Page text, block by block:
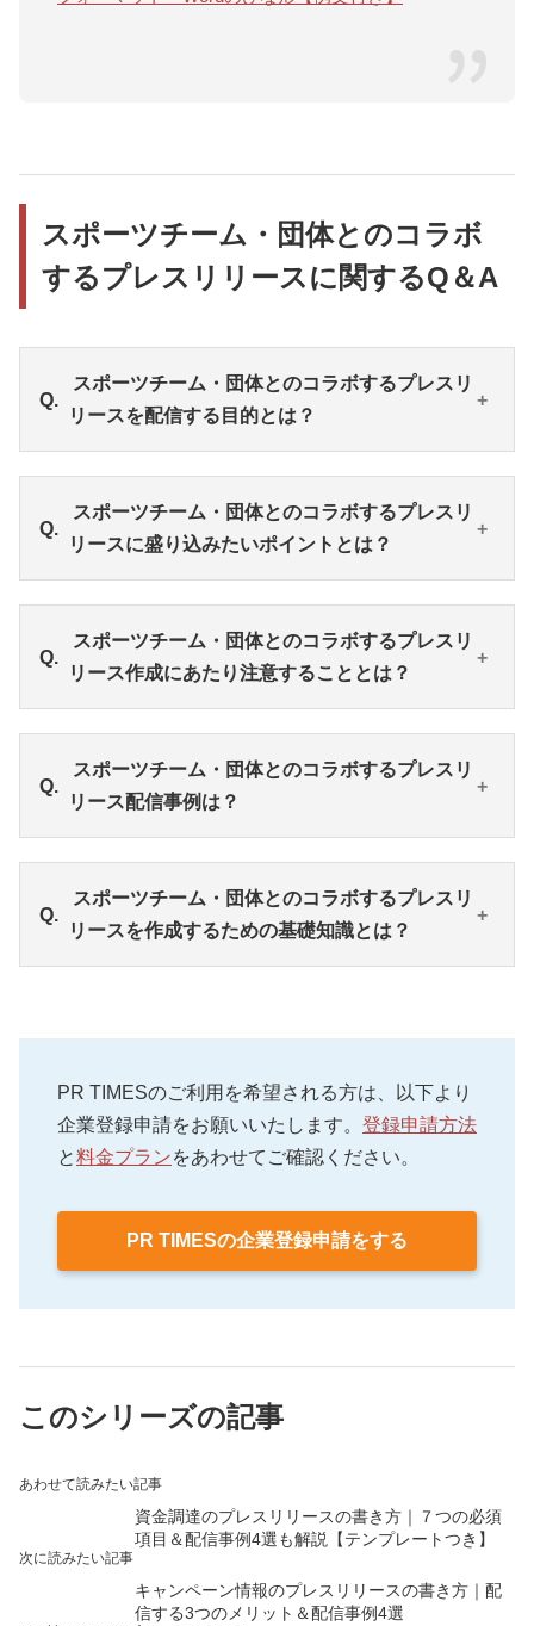
スポーツチーム・団体とのコラボ
するプレスリリースに関するQ＆A
スポーツチーム・団体とのコラボするプレスリ
リースを配信する目的とは？
リースでは、①認知獲得、②企業ブランディング、
③新規顧客への訴求といった目的があります。2つの
組織がコラボするため、これまでとは違ったユーザ
えるでしょう。
スポーツチーム・団体とのコラボするプレスリ
リースに盛り込みたいポイントとは？
作成する際は、「なぜコラボに至ったのか」を明確
にしましょう。理由をふまえたうえで、今後の展
望・目標を示し、担当者の想いを掲載したり、コラ
プしたりするのがポイントです。
スポーツチーム・団体とのコラボするプレスリ
リース作成にあたり注意することとは？
せやリストの見直しなどです。配信後もスムーズな
メディア対応ができるよう、プレスリリースの内容
と発表時期を双方が認識することが重要。また、ス
ブを有効活用してもよいでしょう。
スポーツチーム・団体とのコラボするプレスリ
リース配信事例は？
ースでは、「地元のチーム・食材を展開」「選手の
地元にある施設を紹介」といった実例が見られま
す。スポーツチーム発祥の地と掛け合わせて観光情
スポーツチーム・団体とのコラボするプレスリ
リースを作成するための基礎知識とは？
とめることが重要です。また、スポーツチームのロ
ゴ・イメージカラーを積極的に用いたり、団体のコ
ンセプトを設定したりといった工夫も検討してみて
PR TIMESのご利用を希望される方は、以下より
企業登録申請をお願いいたします。 登録申請方法
と料金プランをあわせてご確認ください。
PR TIMESの企業登録申請をする
このシリーズの記事
あわせて読みたい記事
資金調達のプレスリリースの書き方｜７つの必須
項目＆配信事例4選も解説【テンプレートつき】
次に読みたい記事
キャンペーン情報のプレスリリースの書き方｜配
信する3つのメリット＆配信事例4選